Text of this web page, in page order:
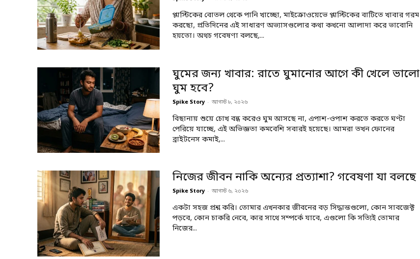
প্লাস্টিকের বোতল থেকে পানি খাচ্ছো, মাইক্রোওয়েভে প্লাস্টিকের বাটিতে খাবার গরম
করছো, প্রতিদিনের এই সাধারণ অভ্যাসগুলোর কথা কখনো আলাদা করে ভাবোনি
হয়তো। অথচ গবেষণা বলছে,...
ঘুমের জন্য খাবার: রাতে ঘুমানোর আগে কী খেলে ভালো
ঘুম হবে?
Spike Story - আগস্ট ৮, ২০২৬
বিছানায় শুয়ে চোখ বন্ধ করেও ঘুম আসছে না, এপাশ-ওপাশ করতে করতে ঘণ্টা
পেরিয়ে যাচ্ছে, এই অভিজ্ঞতা কমবেশি সবারই হয়েছে। আমরা তখন ফোনের
ব্রাইটনেস কমাই,...
নিজের জীবন নাকি অন্যের প্রত্যাশা? গবেষণা যা বলছে
Spike Story - আগস্ট ৬, ২০২৬
একটা সহজ প্রশ্ন করি। তোমার এখনকার জীবনের বড় সিদ্ধান্তগুলো, কোন সাবজেক্ট
পড়বে, কোন চাকরি নেবে, কার সাথে সম্পর্কে যাবে, এগুলো কি সত্যিই তোমার
নিজের...